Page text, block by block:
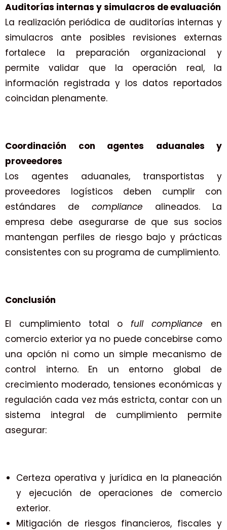
Auditorías internas y simulacros de evaluación
La realización periódica de auditorías internas y
simulacros ante posibles revisiones externas
fortalece la preparación organizacional y
permite validar que la operación real, la
información registrada y los datos reportados
coincidan plenamente.
Coordinación con agentes aduanales y
proveedores
Los agentes aduanales, transportistas y
proveedores logísticos deben cumplir con
estándares de compliance alineados. La
empresa debe asegurarse de que sus socios
mantengan perfiles de riesgo bajo y prácticas
consistentes con su programa de cumplimiento.
Conclusión
El cumplimiento total ofull compliance en
comercio exterior ya no puede concebirse como
una opción ni como un simple mecanismo de
control interno. En un entorno global de
crecimiento moderado, tensiones económicas y
regulación cada vez más estricta, contar con un
sistema integral de cumplimiento permite
asegurar:
Certeza operativa y jurídica en la planeación
y ejecución de operaciones de comercio
exterior.
Mitigación de riesgos financieros, fiscales y